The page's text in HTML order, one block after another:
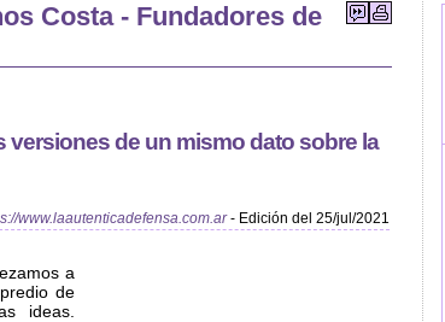
Costa - Fundadores de
versiones de un mismo dato sobre la
www.laautenticadefensa.com.ar- Edición del 25/jul/2021
a
de
ideas.